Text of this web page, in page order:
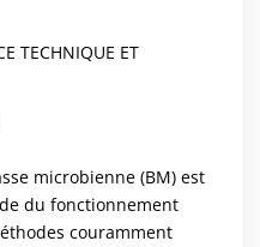
référence
TECHNIQUE ET
microbienne (BM) est
du fonctionnement
couramment